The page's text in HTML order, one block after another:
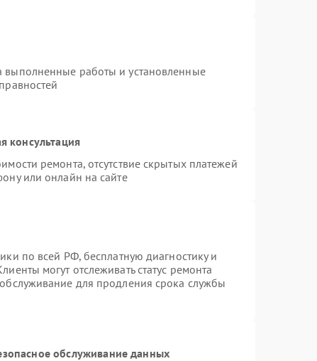
выполненные работы и установленные
консультация
ремонта, отсутствие скрытых платежей
или онлайн на сайте
по всей РФ, бесплатную диагностику и
могут отслеживать статус ремонта
для продления срока службы
обслуживание данных